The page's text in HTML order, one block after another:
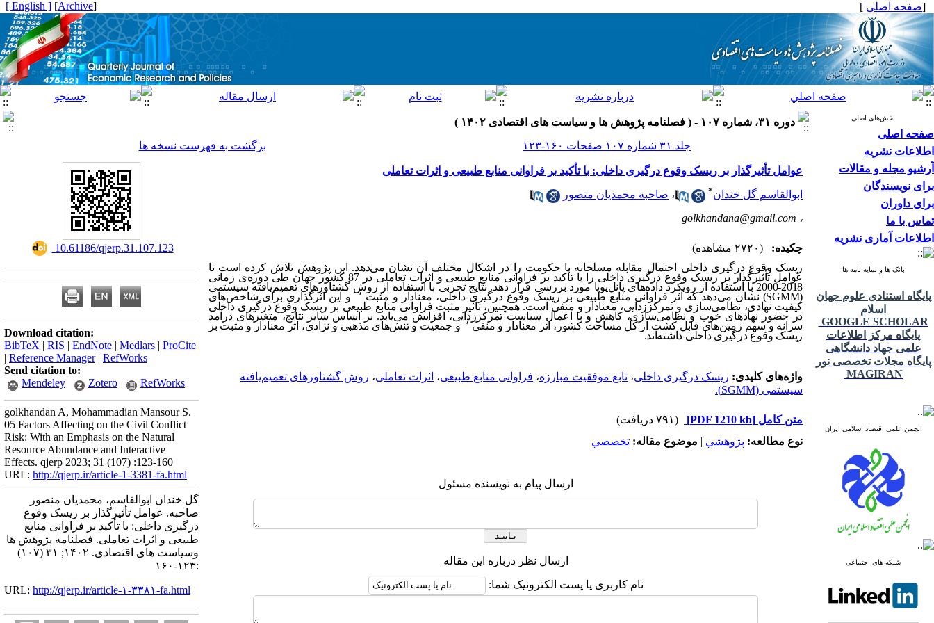
[صفحه اصلی ]
[
Archive
]
[ English ]
بخش‌های اصلی
صفحه اصلی
اطلاعات نشریه
آرشیو مجله و مقالات
برای نویسندگان
برای داوران
تماس با ما
اطلاعات آماری نشریه
بانک ها و نمایه نامه ها
پایگاه استنادی علوم جهان
اسلام
GOOGLE SCHOLAR
پایگاه مرکز اطلاعات
علمی جهاد دانشگاهی
پایگاه مجلات تخصصی نور
MAGIRAN
انجمن علمی اقتصاد اسلامی ایران
شبکه های اجتماعی
دوره ۳۱، شماره ۱۰۷ - ( فصلنامه پژوهش ها و سیاست های اقتصادی ۱۴۰۲ )
جلد ۳۱ شماره ۱۰۷ صفحات ۱۶۰-۱۲۳
برگشت به فهرست نسخه ها
عوامل تأثیرگذار بر ریسک وقوع درگیری داخلی: با تأکید بر فراوانی منابع طبیعی و اثرات تعاملی
ابوالقاسم گل خندان* ، صاحبه محمدیان منصور
، golkhandana@gmail.com
چکیده:
(۲۷۲۰ مشاهده)
ریسک وقوع درگیری داخلی احتمال مقابله مسلحانه با حکومت را در اشکال مختلف آن نشان می‌دهد. این پژوهش تلاش کرده است تا
عوامل تأثیرگذار بر ریسک وقوع درگیری داخلی را با تأکید بر فراوانی منابع طبیعی و اثرات تعاملی در 87 کشور جهان طی دوره‌ی زمانی
2018-2000 با استفاده از رویکرد داده‌های پانل‌پویا مورد بررسی قرار دهد. نتایج تجربی با استفاده از روش گشتاورهای تعمیم‌یافته سیستمی
(
SGMM) نشان می‌دهد که اثر فراوانی منابع طبیعی بر ریسک وقوع درگیری داخلی، معنادار و مثبت ٬و این اثرگذاری برای شاخص‌های
کیفیت نهادی، نظامی‌سازی و تمرکززدایی، معنادار و منفی است. همچنین، تأثیر مثبت فراوانی منابع طبیعی بر ریسک وقوع درگیری داخلی
در حضور نهادهای خوب و نظامی‌سازی، کاهش و با اعمال سیاست تمرکززدایی، افزایش می‌یابد. بر اساس سایر نتایج، متغیرهای درآمد
سرانه و سهم زمین‌های قابل کشت از کل مساحت کشور، اثر معنادار و منفی٬ و جمعیت و تنش‌های مذهبی و نژادی، اثر معنادار و مثبت بر
ریسک وقوع درگیری داخلی داشته‌اند.
واژه‌های کلیدی: ریسک درگیری داخلی، تابع موفقیت مبارزه، فراوانی منابع طبیعی، اثرات تعاملی، روش گشتاورهای تعمیم‌یافته
سیستمی (SGMM).
متن کامل [PDF 1210 kb]
(۷۹۱ دریافت)
نوع مطالعه: پژوهشي | موضوع مقاله: تخصصي
ارسال پیام به نویسنده مسئول
ارسال نظر درباره این مقاله
نام کاربری یا پست الکترونیک شما:
‎ 10.61186/qjerp.31.107.123
Download citation:
BibTeX | RIS | EndNote | Medlars | ProCite
| Reference Manager| RefWorks
Send citation to:
Mendeley
Zotero RefWorks
golkhandan A, Mohammadian Mansour S.
05 Factors Affecting on the Civil Conflict
Risk: With an Emphasis on the Natural
Resource Abundance and Interactive
Effects. qjerp 2023; 31 (107) :123-160
URL: http://qjerp.ir/article-1-3381-fa.html
گل خندان ابوالقاسم، محمدیان منصور
صاحبه. عوامل تأثیرگذار بر ریسک وقوع
درگیری داخلی: با تأکید بر فراوانی منابع
طبیعی و اثرات تعاملی. فصلنامه پژوهش ها
وسیاست های اقتصادی. ۱۴۰۲; ۳۱ (۱۰۷)
:۱۲۳-۱۶۰
URL: http://qjerp.ir/article-۱-۳۳۸۱-fa.html